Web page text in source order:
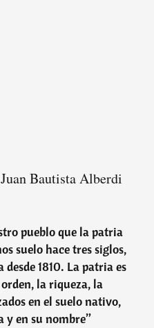
Bautista Alberdi
pueblo que la patria
suelo hace tres siglos,
1810. La patria es
la riqueza, la
en el suelo nativo,
y en su nombre”